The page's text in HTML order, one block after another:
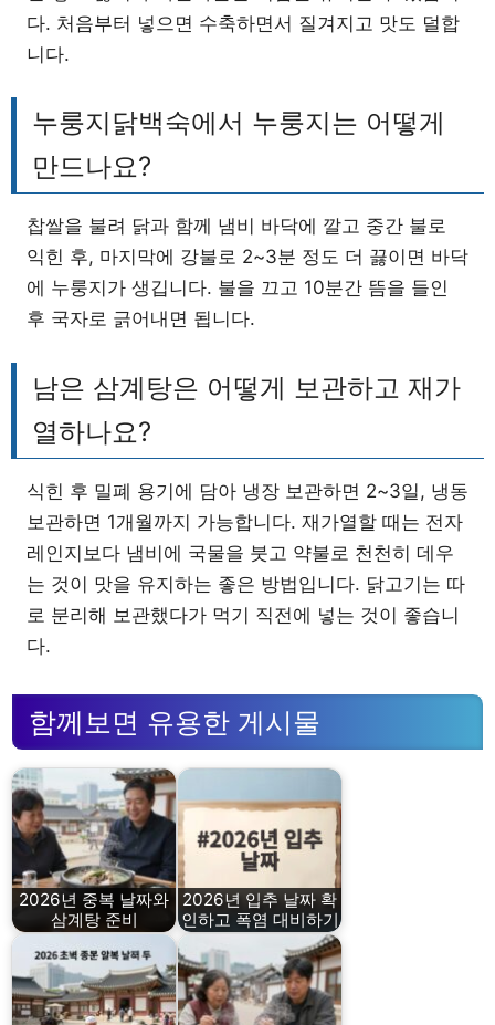
다. 처음부터 넣으면 수축하면서 질겨지고 맛도 덜합
니다.
누룽지닭백숙에서 누룽지는 어떻게
만드나요?
찹쌀을 불려 닭과 함께 냄비 바닥에 깔고 중간 불로
익힌 후, 마지막에 강불로 2~3분 정도 더 끓이면 바닥
에 누룽지가 생깁니다. 불을 끄고 10분간 뜸을 들인
후 국자로 긁어내면 됩니다.
남은 삼계탕은 어떻게 보관하고 재가
열하나요?
식힌 후 밀폐 용기에 담아 냉장 보관하면 2~3일, 냉동
보관하면 1개월까지 가능합니다. 재가열할 때는 전자
레인지보다 냄비에 국물을 붓고 약불로 천천히 데우
는 것이 맛을 유지하는 좋은 방법입니다. 닭고기는 따
로 분리해 보관했다가 먹기 직전에 넣는 것이 좋습니
다.
함께보면 유용한 게시물
2026년 중복 날짜와
삼계탕 준비
2026년 입추 날짜 확
인하고 폭염 대비하기